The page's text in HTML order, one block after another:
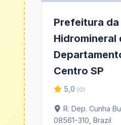
Prefeitura da
Hidromineral
Centro SP
5,0 (0)
R. Dep. Cunha
08561-310, Brazil